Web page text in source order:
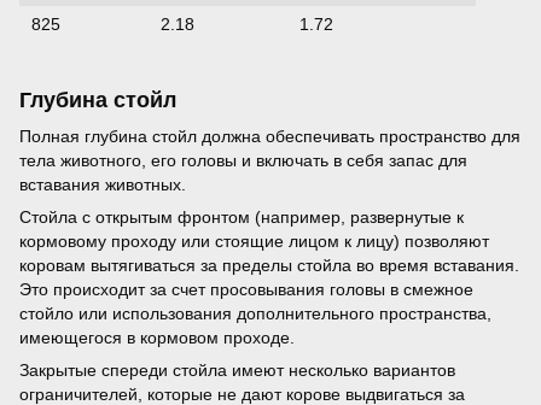
825
2.18 1.72
Глубина стойл
Полная глубина стойл должна обеспечивать пространство для
тела животного, его головы и включать в себя запас для
вставания животных.
Стойла с открытым фронтом (например, развернутые к
кормовому проходу или стоящие лицом к лицу) позволяют
коровам вытягиваться за пределы стойла во время вставания.
Это происходит за счет просовывания головы в смежное
стойло или использования дополнительного пространства,
имеющегося в кормовом проходе.
Закрытые спереди стойла имеют несколько вариантов
ограничителей, которые не дают корове выдвигаться за